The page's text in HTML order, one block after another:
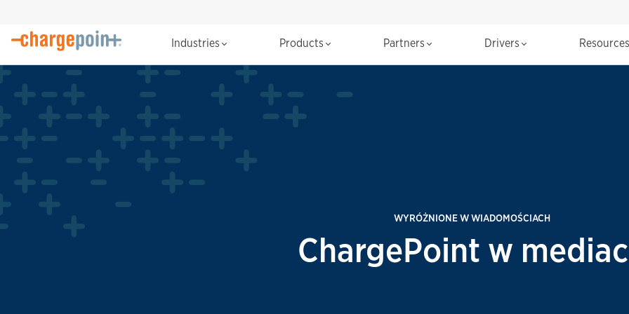
Industries Products Partners Drivers
WYRÓŻNIONE W WIADOMOŚCIACH
ChargePoint w